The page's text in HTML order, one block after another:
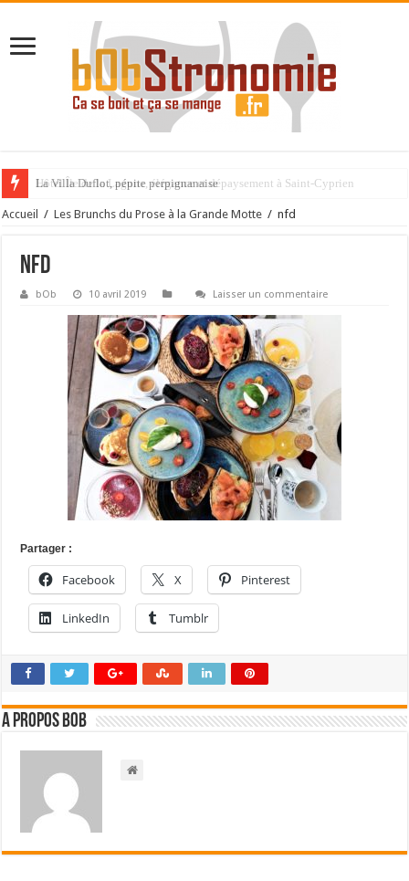
La Villa Duflot, pépite perpignanaise
Accueil / Les Brunchs du Prose à la Grande Motte / nfd
nfd
bOb 10 avril 2019 Laisser un commentaire
Partager :
Facebook X Pinterest
LinkedIn Tumblr
A propos bOb